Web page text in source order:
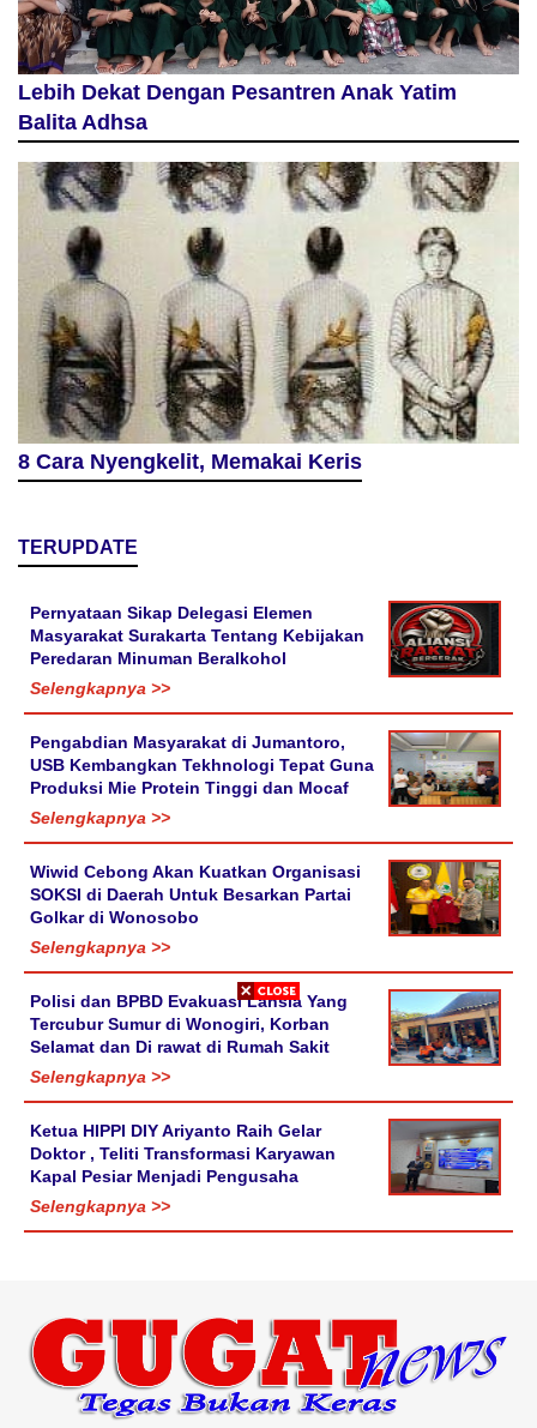
Lebih Dekat Dengan Pesantren Anak Yatim
Balita Adhsa
8 Cara Nyengkelit, Memakai Keris
TERUPDATE
Pernyataan Sikap Delegasi Elemen
Masyarakat Surakarta Tentang Kebijakan
Peredaran Minuman Beralkohol
Selengkapnya >>
Pengabdian Masyarakat di Jumantoro,
USB Kembangkan Tekhnologi Tepat Guna
Produksi Mie Protein Tinggi dan Mocaf
Selengkapnya >>
Wiwid Cebong Akan Kuatkan Organisasi
SOKSI di Daerah Untuk Besarkan Partai
Golkar di Wonosobo
Selengkapnya >>
Polisi dan BPBD Evakuasi Lansia Yang
Tercubur Sumur di Wonogiri, Korban
Selamat dan Di rawat di Rumah Sakit
Selengkapnya >>
Ketua HIPPI DIY Ariyanto Raih Gelar
Doktor , Teliti Transformasi Karyawan
Kapal Pesiar Menjadi Pengusaha
Selengkapnya >>